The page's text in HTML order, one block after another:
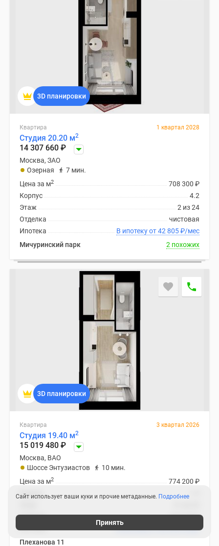
3D планировки
Квартира 1 квартал 2028
Студия 20.20 м2
14 307 660 ₽
Москва, ЗАО
Озерная
7 мин.
708 300 ₽
Цена за м2
4.2
Корпус
2 из 24
Этаж
чистовая
Отделка
В ипотеку от 42 805₽/мес
Ипотека
Мичуринский парк
2 похожих
3D планировки
Квартира 3 квартал 2026
Студия 19.40 м2
15 019 480 ₽
Москва, ВАО
Шоссе Энтузиастов
10 мин.
774 200 ₽
Цена за м2
Корпус
чистовая
Отделка
Плеханова 11
Сайт использует ваши куки и прочие метаданные. Подробнее
Принять